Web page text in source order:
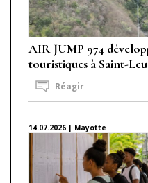
AIR JUMP 974
touristiques à Saint-Leu
Réagir
14.07.2026 | Mayotte